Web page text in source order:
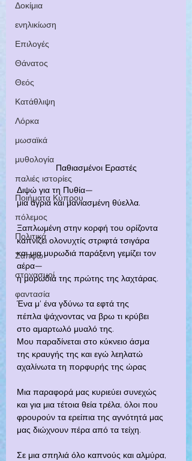
Δοκίμια
ενηλικίωση
Επιλογές
Θάνατος
Θεός
Κατάθλιψη
Λόρκα
μωσαϊκά
μυθολογία
παλιές ιστορίες
Ποιήματα Κύπρου
πόλεμος
Πολιτικά
Σαπφώ
στοχασμοί
φαντασία
Παθιασμένοι Εραστές
Διψώ για τη Πυθία—
μια άγρια και μανιασμένη θύελλα.
Ξαπλωμένη στην κορφή του ορίζοντα
καπνίζει ολονυχτίς στριφτά τσιγάρα
και μια μυρωδιά παράξενη γεμίζει τον
αέρα—
η μυρωδιά της πρώτης της λαχτάρας.
Ένα μ' ένα γδύνω τα εφτά της
πέπλα ψάχνοντας να βρω τι κρύβει
στο αμαρτωλό μυαλό της.
Μου παραδίνεται στο κύκνειο άσμα
της κραυγής της και εγώ λεηλατώ
αχαλίνωτα τη πορφυρής της ώρας
Μια παραφορά μας κυριεύει συνεχώς
και για μια τέτοια θεία τρέλα, όλοι που
φρουρούν τα ερείπια της αγνότητά μας
μας διώχνουν πέρα από τα τείχη.
Σε μια σπηλιά όλο καπνούς και αλμύρα,